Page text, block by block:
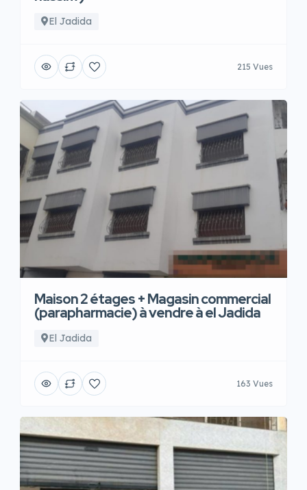
El Jadida
215 Vues
Maison 2 étages + Magasin commercial
(parapharmacie) à vendre à el Jadida
El Jadida
163 Vues